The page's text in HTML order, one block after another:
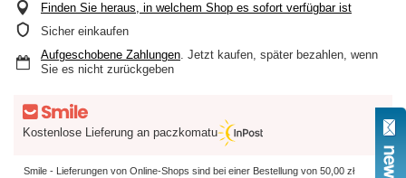
Finden Sie heraus, in welchem Shop es sofort verfügbar ist
Sicher einkaufen
Aufgeschobene Zahlungen. Jetzt kaufen, später bezahlen, wenn
Sie es nicht zurückgeben
Kostenlose Lieferung an paczkomatu
Smile - Lieferungen von Online-Shops sind bei einer Bestellung von 50,00 zł